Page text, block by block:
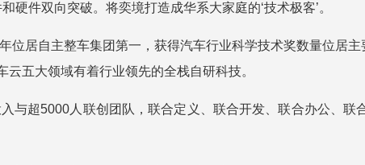
件双向突破。将奕境打造成华系大家庭的‘技术极客’。
居自主整车集团第一，获得汽车行业科学技术奖数量位居
五大领域有着行业领先的全栈自研科技。
与超5000人联创团队，联合定义、联合开发、联合办公、联